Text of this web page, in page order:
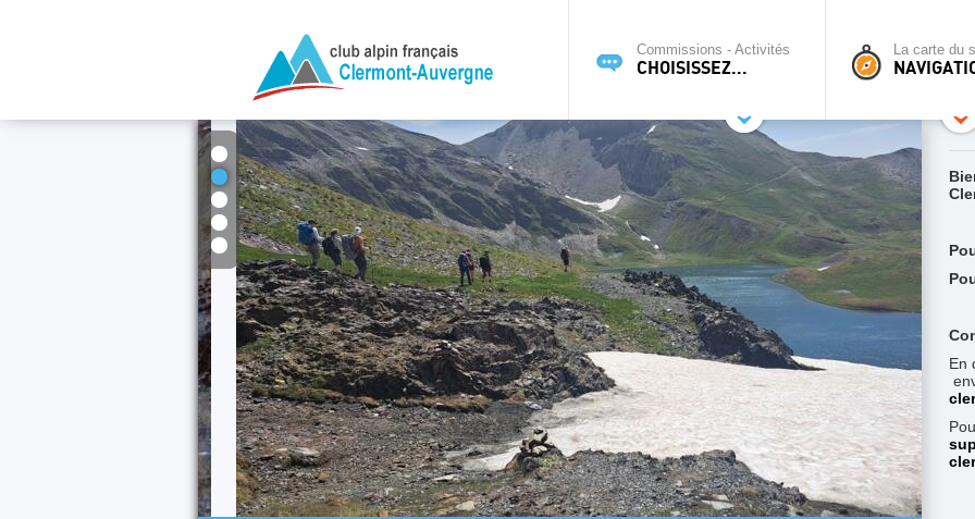
Commissions - Activités
CHOISISSEZ...
La carte du
En